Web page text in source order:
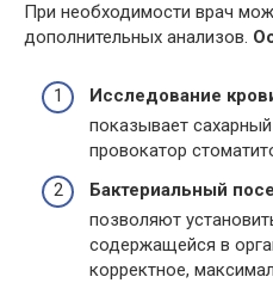
При необходимости врач
дополнительных анализов.
Исследование
показывает
провокатор
Бактериальный
позволяют
содержащейся в
корректное,